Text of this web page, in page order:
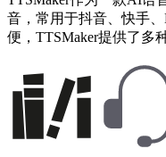
音，常用于抖音、快手
便，TTSMaker提供了多